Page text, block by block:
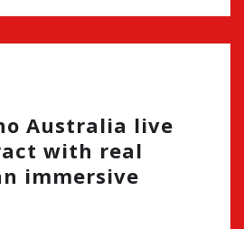
Australia live
with real
immersive